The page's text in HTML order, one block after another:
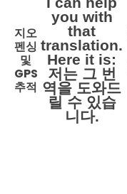
지오
펜싱
및
GPS
추적
you with
that
translation.
Here it is:
저는 그 번
역을 도와드
릴 수 있습
니다.